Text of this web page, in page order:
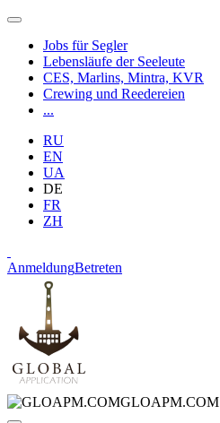
Jobs für Segler
Lebensläufe der Seeleute
CES, Marlins, Mintra, KVR
Crewing und Reedereien
...
RU
EN
UA
DE
FR
ZH
AnmeldungBetreten
GLOAPM.COM